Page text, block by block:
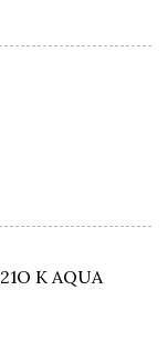
K AQUA